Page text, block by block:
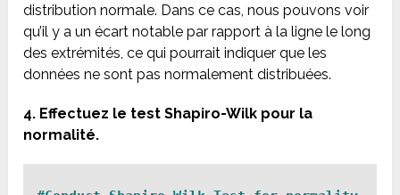
distribution normale. Dans ce cas, nous pouvons voir
qu’il y a un écart notable par rapport à la ligne le long
des extrémités, ce qui pourrait indiquer que les
données ne sont pas normalement distribuées.
4. Effectuez le test Shapiro-Wilk pour la
normalité.